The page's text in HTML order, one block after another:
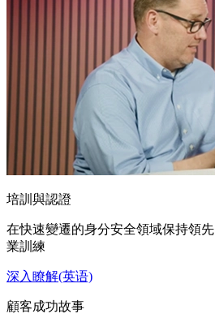
培訓與認證
在快速變遷的身分安全領域保持領
業訓練
深入瞭解(英语)
顧客成功故事